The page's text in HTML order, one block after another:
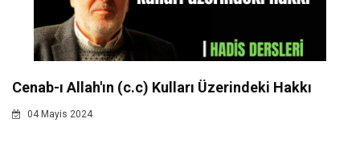
Cenab-ı Allah'ın (c.c) Kulları Üzerindeki Hakkı
04 Mayis 2024